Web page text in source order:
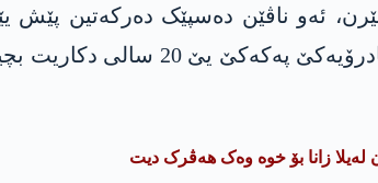
سیاسی ھەیە. بنێرن، ئەو ناڤێن دەسپێک
کادرۆیێن پەکەکێ، د سیستەما
لەیلا زانا بۆ خوە وەک ھەڤرک دیت